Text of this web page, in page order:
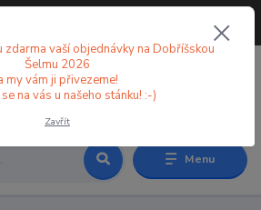
Menu
vaší objednávky na Dobříšskou
Šelmu 2026
my vám ji přivezeme!
na vás u našeho stánku! :-)
Zavřít